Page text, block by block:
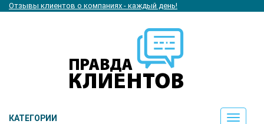
Отзывы клиентов о компаниях - каждый день!
КАТЕГОРИИ
Toggle